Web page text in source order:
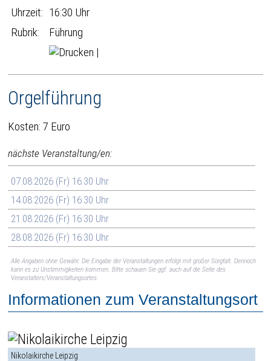
Uhrzeit: 16:30 Uhr
Rubrik:
Führung
|
Orgelführung
Kosten: 7 Euro
nächste Veranstaltung/en:
07.08.2026 (Fr) 16:30 Uhr
14.08.2026 (Fr) 16:30 Uhr
21.08.2026 (Fr) 16:30 Uhr
28.08.2026 (Fr) 16:30 Uhr
Alle Angaben ohne Gewähr. Die Eingabe der Veranstaltungen erfolgt mit großer Sorgfalt. Dennoch
kann es zu Unstimmigkeiten kommen. Bitte schauen Sie ggf. auch auf die Seite des
Veranstalters/Veranstaltungsortes.
Informationen zum Veranstaltungsort
Nikolaikirche Leipzig